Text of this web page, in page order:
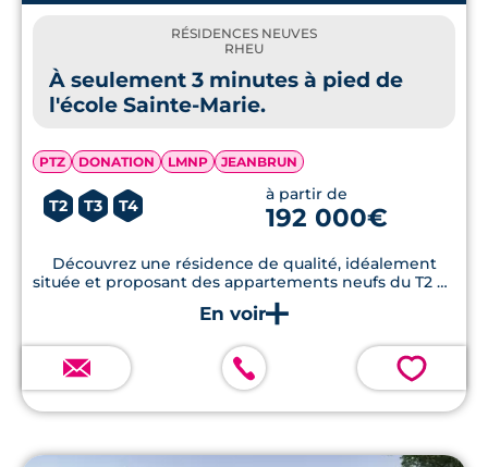
RÉSIDENCES NEUVES
RHEU
À seulement 3 minutes à pied de
l'école Sainte-Marie.
PTZ DONATION LMNP JEANBRUN
T2 T3 T4
à partir de
192 000€
Découvrez une résidence de qualité, idéalement
située et proposant des appartements neufs du T2 au
T4, pour un confort de vie optimal.
💗